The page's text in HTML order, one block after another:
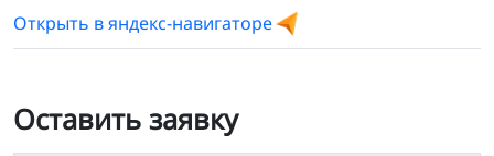
Открыть в яндекс-навигаторе
Оставить заявку